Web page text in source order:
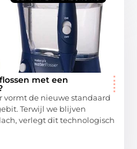
met een
vormt de nieuwe standaard
Terwijl we blijven
verlegt dit technologisch